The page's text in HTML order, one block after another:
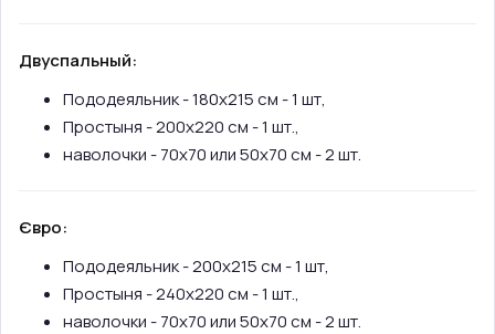
Двуспальный:
Пододеяльник - 180х215 см - 1 шт,
Простыня - 200х220 см - 1 шт.,
наволочки - 70х70 или 50х70 см - 2 шт.
Євро:
Пододеяльник - 200х215 см - 1 шт,
Простыня - 240х220 см - 1 шт.,
наволочки - 70х70 или 50х70 см - 2 шт.